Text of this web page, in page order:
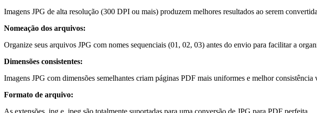
Imagens JPG de alta resolução (300 DPI ou mais) produzem melhores resultados ao serem
Nomeação dos arquivos:
Organize seus arquivos JPG com nomes sequenciais (01, 02, 03) antes do envio para facilitar a
Dimensões consistentes:
Imagens JPG com dimensões semelhantes criam páginas PDF mais uniformes e melhor consistência
Formato de arquivo: